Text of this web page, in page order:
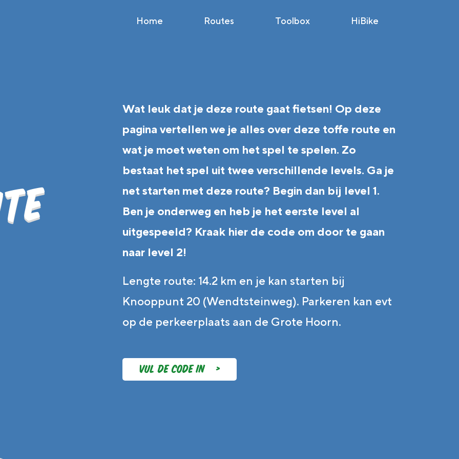
Home Routes Toolbox HiBike
Wat leuk dat je deze route gaat fietsen! Op deze
pagina vertellen we je alles over deze toffe route en
wat je moet weten om het spel te spelen. Zo
bestaat het spel uit twee verschillende levels. Ga je
net starten met deze route? Begin dan bij level 1.
Ben je onderweg en heb je het eerste level al
uitgespeeld? Kraak hier de code om door te gaan
naar level 2!
Lengte route: 14.2 km en je kan starten bij
Knooppunt 20 (Wendtsteinweg). Parkeren kan evt
op de perkeerplaats aan de Grote Hoorn.
Vul de code in